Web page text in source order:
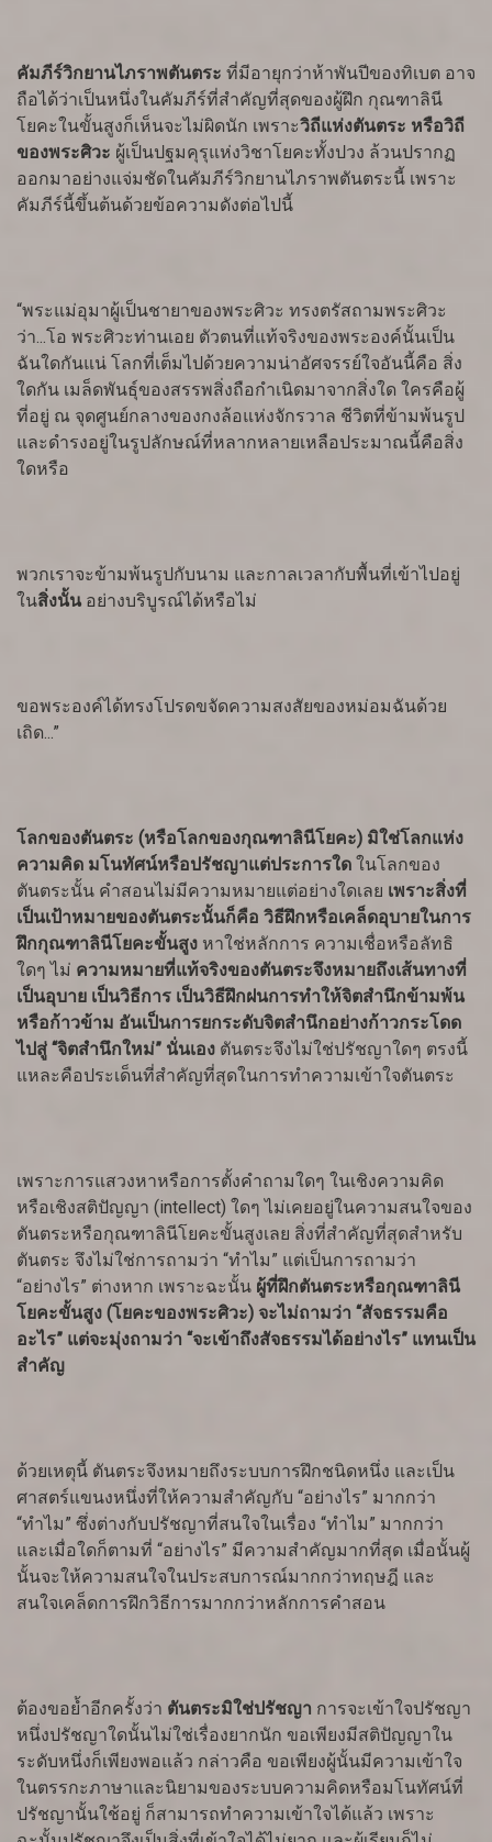
คัมภีร์วิกยานไภราพตันตระ ที่มีอายุกว่าห้าพันปีของทิเบต อาจ
ถือได้ว่าเป็นหนึ่งในคัมภีร์ที่สำคัญที่สุดของผู้ฝึก กุณฑาลินี
โยคะในขั้นสูงก็เห็นจะไม่ผิดนัก เพราะวิถีแห่งตันตระ หรือวิถี
ของพระศิวะ ผู้เป็นปฐมคุรุแห่งวิชาโยคะทั้งปวง ล้วนปรากฏ
ออกมาอย่างแจ่มชัดในคัมภีร์วิกยานไภราพตันตระนี้ เพราะ
คัมภีร์นี้ขึ้นต้นด้วยข้อความดังต่อไปนี้
“พระแม่อุมาผู้เป็นชายาของพระศิวะ ทรงตรัสถามพระศิวะ
ว่า...โอ พระศิวะท่านเอย ตัวตนที่แท้จริงของพระองค์นั้นเป็น
ฉันใดกันแน่ โลกที่เต็มไปด้วยความน่าอัศจรรย์ใจอันนี้คือ สิ่ง
ใดกัน เมล็ดพันธุ์ของสรรพสิ่งถือกำเนิดมาจากสิ่งใด ใครคือผู้
ที่อยู่ ณ จุดศูนย์กลางของกงล้อแห่งจักรวาล ชีวิตที่ข้ามพ้นรูป
และดำรงอยู่ในรูปลักษณ์ที่หลากหลายเหลือประมาณนี้คือสิ่ง
ใดหรือ
พวกเราจะข้ามพ้นรูปกับนาม และกาลเวลากับพื้นที่เข้าไปอยู่
ในสิ่งนั้น อย่างบริบูรณ์ได้หรือไม่
ขอพระองค์ได้ทรงโปรดขจัดความสงสัยของหม่อมฉันด้วย
เถิด...”
โลกของตันตระ (หรือโลกของกุณฑาลินีโยคะ) มิใช่โลกแห่ง
ความคิด มโนทัศน์หรือปรัชญาแต่ประการใด ในโลกของ
ตันตระนั้น คำสอนไม่มีความหมายแต่อย่างใดเลย เพราะสิ่งที่
เป็นเป้าหมายของตันตระนั้นก็คือ วิธีฝึกหรือเคล็ดอุบายในการ
ฝึกกุณฑาลินีโยคะขั้นสูง หาใช่หลักการ ความเชื่อหรือลัทธิ
ใดๆ ไม่ ความหมายที่แท้จริงของตันตระจึงหมายถึงเส้นทางที่
เป็นอุบาย เป็นวิธีการ เป็นวิธีฝึกฝนการทำให้จิตสำนึกข้ามพ้น
หรือก้าวข้าม อันเป็นการยกระดับจิตสำนึกอย่างก้าวกระโดด
ไปสู่ “จิตสำนึกใหม่” นั่นเอง ตันตระจึงไม่ใช่ปรัชญาใดๆ ตรงนี้
แหละคือประเด็นที่สำคัญที่สุดในการทำความเข้าใจตันตระ
เพราะการแสวงหาหรือการตั้งคำถามใดๆ ในเชิงความคิด
หรือเชิงสติปัญญา (intellect) ใดๆ ไม่เคยอยู่ในความสนใจของ
ตันตระหรือกุณฑาลินีโยคะขั้นสูงเลย สิ่งที่สำคัญที่สุดสำหรับ
ตันตระ จึงไม่ใช่การถามว่า “ทำไม” แต่เป็นการถามว่า
“อย่างไร” ต่างหาก เพราะฉะนั้น ผู้ที่ฝึกตันตระหรือกุณฑาลินี
โยคะขั้นสูง (โยคะของพระศิวะ) จะไม่ถามว่า “สัจธรรมคือ
อะไร” แต่จะมุ่งถามว่า “จะเข้าถึงสัจธรรมได้อย่างไร” แทนเป็น
สำคัญ
ด้วยเหตุนี้ ตันตระจึงหมายถึงระบบการฝึกชนิดหนึ่ง และเป็น
ศาสตร์แขนงหนึ่งที่ให้ความสำคัญกับ “อย่างไร” มากกว่า
“ทำไม” ซึ่งต่างกับปรัชญาที่สนใจในเรื่อง “ทำไม” มากกว่า
และเมื่อใดก็ตามที่ “อย่างไร” มีความสำคัญมากที่สุด เมื่อนั้นผู้
นั้นจะให้ความสนใจในประสบการณ์มากกว่าทฤษฎี และ
สนใจเคล็ดการฝึกวิธีการมากกว่าหลักการคำสอน
ต้องขอย้ำอีกครั้งว่า ตันตระมิใช่ปรัชญา การจะเข้าใจปรัชญา
หนึ่งปรัชญาใดนั้นไม่ใช่เรื่องยากนัก ขอเพียงมีสติปัญญาใน
ระดับหนึ่งก็เพียงพอแล้ว กล่าวคือ ขอเพียงผู้นั้นมีความเข้าใจ
ในตรรกะภาษาและนิยามของระบบความคิดหรือมโนทัศน์ที่
ปรัชญานั้นใช้อยู่ ก็สามารถทำความเข้าใจได้แล้ว เพราะ